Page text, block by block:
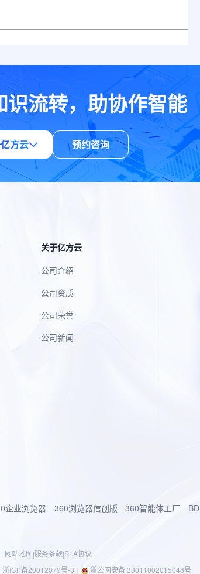
识流转，助协作智能
方云 预约咨询
关于亿方云
公司介绍
公司资质
公司荣誉
公司新闻
企业浏览器 360浏览器信创版 360智能体工厂 BD
网站地图|服务条款|SLA协议
浙ICP备20012079号-3 浙公网安备 33011002015048号